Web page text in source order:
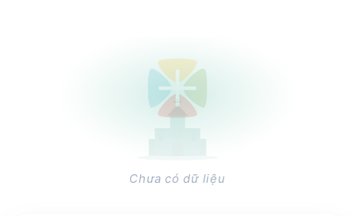
Chưa có dữ liệu